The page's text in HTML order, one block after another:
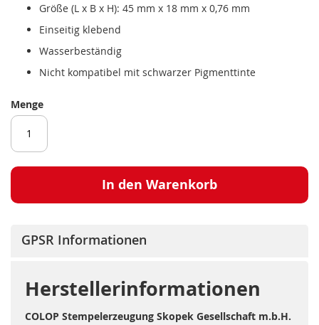
Größe (L x B x H): 45 mm x 18 mm x 0,76 mm
Einseitig klebend
Wasserbeständig
Nicht kompatibel mit schwarzer Pigmenttinte
Menge
In den Warenkorb
GPSR Informationen
Herstellerinformationen
COLOP Stempelerzeugung Skopek Gesellschaft m.b.H.